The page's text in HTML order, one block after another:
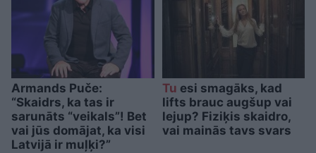
Armands Puče:
“Skaidrs, ka tas ir
sarunāts “veikals”! Bet
vai jūs domājat, ka visi
Latvijā ir muļķi?”
Tu esi smagāks, kad
lifts brauc augšup vai
lejup? Fiziķis skaidro,
vai mainās tavs svars